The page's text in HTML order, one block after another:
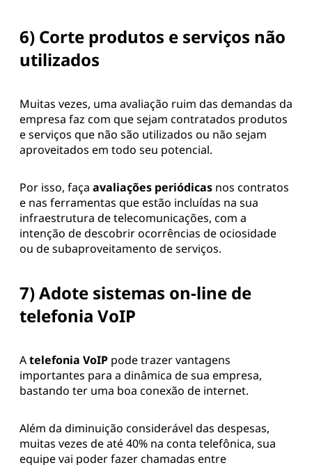
6) Corte produtos e serviços não
utilizados
Muitas vezes, uma avaliação ruim das demandas da
empresa faz com que sejam contratados produtos
e serviços que não são utilizados ou não sejam
aproveitados em todo seu potencial.
Por isso, faça avaliações periódicas nos contratos
e nas ferramentas que estão incluídas na sua
infraestrutura de telecomunicações, com a
intenção de descobrir ocorrências de ociosidade
ou de subaproveitamento de serviços.
7) Adote sistemas on-line de
telefonia VoIP
Atelefonia VoIP pode trazer vantagens
importantes para a dinâmica de sua empresa,
bastando ter uma boa conexão de internet.
Além da diminuição considerável das despesas,
muitas vezes de até 40% na conta telefônica, sua
equipe vai poder fazer chamadas entre